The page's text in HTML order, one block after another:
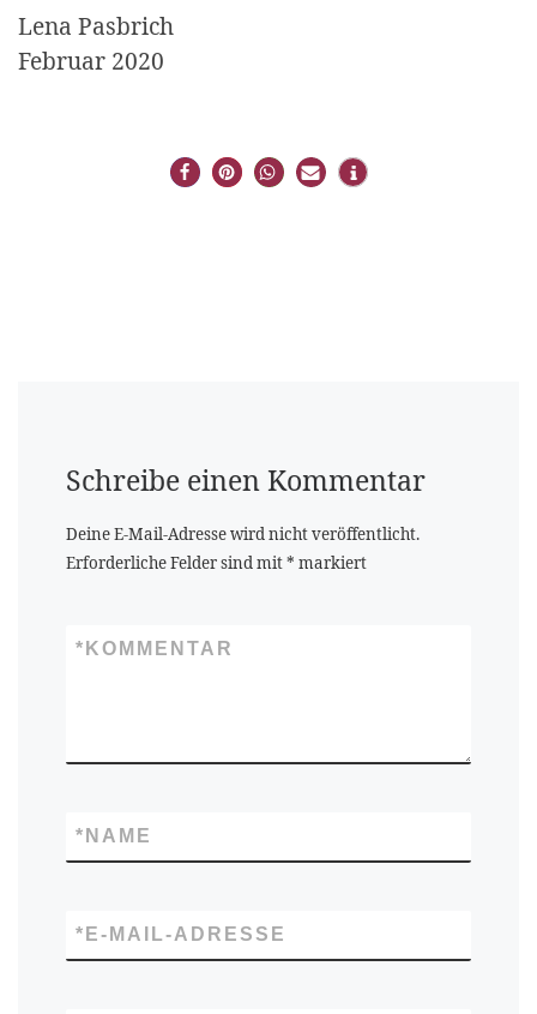
Lena Pasbrich
Februar 2020
Schreibe einen Kommentar
Deine E-Mail-Adresse wird nicht veröffentlicht.
Erforderliche Felder sind mit* markiert
KOMMENTAR
*
NAME
*
E-MAIL-ADRESSE
*